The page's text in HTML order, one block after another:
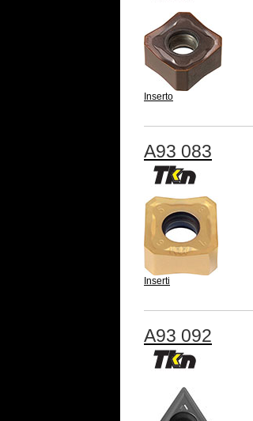
Inserto
A93 083
Inserti
A93 092